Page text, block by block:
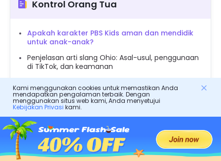
Kontrol Orang Tua
Apakah karakter PBS Kids aman dan mendidik
untuk anak-anak?
Penjelasan arti slang Ohio: Asal-usul, penggunaan
di TikTok, dan keamanan
bersama
Arti BRB: Apa artinya dalam pesan teks, obrolan,
dan media sosial
Aktivitas Paskah bebas stres untuk anak-anak:
Cocok untuk di rumah atau di luar ruangan
Game edukasi Dora: Game pembelajaran terbaik
Kami menggunakan cookies untuk memastikan Anda
mendapatkan pengalaman terbaik. Dengan
menggunakan situs web kami, Anda menyetujui
Kebijakan Privasi kami.